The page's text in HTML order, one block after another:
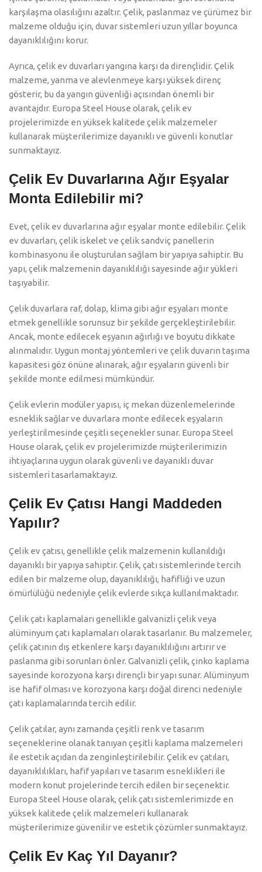
karşılaşma olasılığını azaltır. Çelik, paslanmaz ve çürümez bir
malzeme olduğu için, duvar sistemleri uzun yıllar boyunca
dayanıklılığını korur.
Ayrıca, çelik ev duvarları yangına karşı da dirençlidir. Çelik
malzeme, yanma ve alevlenmeye karşı yüksek direnç
gösterir, bu da yangın güvenliği açısından önemli bir
avantajdır. Europa Steel House olarak, çelik ev
projelerimizde en yüksek kalitede çelik malzemeler
kullanarak müşterilerimize dayanıklı ve güvenli konutlar
sunmaktayız.
Çelik Ev Duvarlarına Ağır Eşyalar
Monta Edilebilir mi?
Evet, çelik ev duvarlarına ağır eşyalar monte edilebilir. Çelik
ev duvarları, çelik iskelet ve çelik sandviç panellerin
kombinasyonu ile oluşturulan sağlam bir yapıya sahiptir. Bu
yapı, çelik malzemenin dayanıklılığı sayesinde ağır yükleri
taşıyabilir.
Çelik duvarlara raf, dolap, klima gibi ağır eşyaları monte
etmek genellikle sorunsuz bir şekilde gerçekleştirilebilir.
Ancak, monte edilecek eşyanın ağırlığı ve boyutu dikkate
alınmalıdır. Uygun montaj yöntemleri ve çelik duvarın taşıma
kapasitesi göz önüne alınarak, ağır eşyaların güvenli bir
şekilde monte edilmesi mümkündür.
Çelik evlerin modüler yapısı, iç mekan düzenlemelerinde
esneklik sağlar ve duvarlara monte edilecek eşyaların
yerleştirilmesinde çeşitli seçenekler sunar. Europa Steel
House olarak, çelik ev projelerimizde müşterilerimizin
ihtiyaçlarına uygun olarak güvenli ve dayanıklı duvar
sistemleri tasarlamaktayız.
Çelik Ev Çatısı Hangi Maddeden
Yapılır?
Çelik ev çatısı, genellikle çelik malzemenin kullanıldığı
dayanıklı bir yapıya sahiptir. Çelik, çatı sistemlerinde tercih
edilen bir malzeme olup, dayanıklılığı, hafifliği ve uzun
ömürlülüğü nedeniyle çelik evlerde sıkça kullanılmaktadır.
Çelik çatı kaplamaları genellikle galvanizli çelik veya
alüminyum çatı kaplamaları olarak tasarlanır. Bu malzemeler,
çelik çatının dış etkenlere karşı dayanıklılığını artırır ve
paslanma gibi sorunları önler. Galvanizli çelik, çinko kaplama
sayesinde korozyona karşı dirençli bir yapı sunar. Alüminyum
ise hafif olması ve korozyona karşı doğal direnci nedeniyle
çatı kaplamalarında tercih edilir.
Çelik çatılar, aynı zamanda çeşitli renk ve tasarım
seçeneklerine olanak tanıyan çeşitli kaplama malzemeleri
ile estetik açıdan da zenginleştirilebilir. Çelik ev çatıları,
dayanıklılıkları, hafif yapıları ve tasarım esneklikleri ile
modern konut projelerinde tercih edilen bir seçenektir.
Europa Steel House olarak, çelik çatı sistemlerimizde en
yüksek kalitede çelik malzemeleri kullanarak
müşterilerimize güvenilir ve estetik çözümler sunmaktayız.
Çelik Ev Kaç Yıl Dayanır?